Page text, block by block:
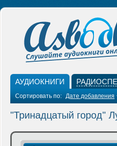
АУДИОКНИГИ
Сортировать по: Дате добавления
"Тринадцатый город"